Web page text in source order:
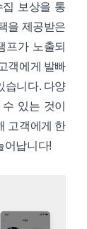
집 보상을 통
을 제공받은
프가 노출되
객에게 발빠
습니다. 다양
있는 것이
고객에게 한
어납니다!